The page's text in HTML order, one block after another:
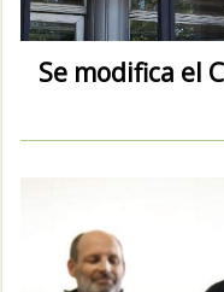
Se modifica el